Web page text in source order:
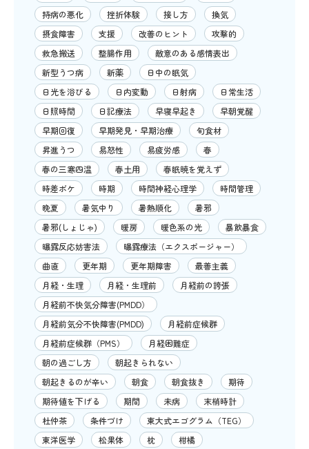
持病の悪化
挫折体験 接し方
換気
摂食障害
支援 改善のヒント
攻撃的
救急搬送
整腸作用
敵意のある感情表出
新型うつ病
新薬
日中の眠気
日光を浴びる
日内変動 日射病
日常生活
日照時間
日記療法 早寝早起き
早朝覚醒
早期回復
早期発見・早期治療
旬食材
昇進うつ
易怒性 易疲労感
春
春の三寒四温
春土用
春眠暁を覚えず
時差ボケ
時期 時間神経心理学
時間管理
晩夏
暑気中り 暑熱順化
暑邪
暑邪(しょじゃ)
暖房 暖色系の光
暴飲暴食
曝露反応妨害法
曝露療法（エクスポージャー）
曲直
更年期 更年期障害
最善主義
月経・生理
月経・生理前
月経前の誇張
月経前不快気分障害(PMDD）
月経前気分不快障害(PMDD)
月経前症候群
月経前症候群（PMS）
月経困難症
朝の過ごし方
朝起きられない
朝起きるのが辛い
朝食 朝食抜き
期待
期待値を下げる
期間 未病
末梢時計
杜仲茶
条件づけ
東大式エゴグラム（TEG）
東洋医学
松果体 枕
柑橘